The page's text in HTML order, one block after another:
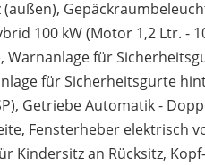
100 kW (Motor 1,2 Ltr. -
Warnanlage für
für Sicherheitsgurte
Getriebe Automatik -
Fensterheber elektrisch
Kindersitz an Rücksitz,